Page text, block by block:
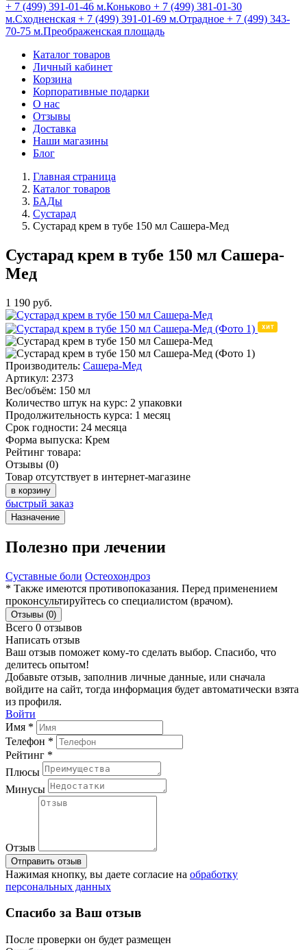
+ 7 (499) 391-01-46 м.Коньково + 7 (499) 381-01-30
м.Сходненская + 7 (499) 391-01-69 м.Отрадное + 7 (499) 343-
70-75 м.Преображенская площадь
Каталог товаров
Личный кабинет
Корзина
Корпоративные подарки
О нас
Отзывы
Доставка
Наши магазины
Блог
Главная страница
Каталог товаров
БАДы
Сустарад
Сустарад крем в тубе 150 мл Сашера-Мед
Сустарад крем в тубе 150 мл Сашера-
Мед
1 190 руб.
Производитель: Сашера-Мед
Артикул: 2373
Вес/объём: 150 мл
Количество штук на курс: 2 упаковки
Продолжительность курса: 1 месяц
Срок годности: 24 месяца
Форма выпуска: Крем
Рейтинг товара:
Отзывы (0)
Товар отсутствует в интернет-магазине
в корзину
быстрый заказ
Назначение
Полезно при лечении
Суставные боли Остеохондроз
* Также имеются противопоказания. Перед применением
проконсультируйтесь со специалистом (врачом).
Отзывы (0)
Всего 0 отзывов
Написать отзыв
Ваш отзыв поможет кому-то сделать выбор. Спасибо, что
делитесь опытом!
Добавьте отзыв, заполнив личные данные, или сначала
войдите на сайт, тогда информация будет автоматически взята
из профиля.
Войти
Имя *
Телефон *
Рейтинг *
Плюсы
Минусы
Отзыв
Отправить отзыв
Нажимая кнопку, вы даете согласие на обработку
персональных данных
Спасибо за Ваш отзыв
После проверки он будет размещен